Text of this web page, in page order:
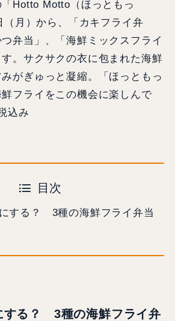
Hotto Motto（ほっともっ
（月）から、「カキフライ弁
弁当」、「海鮮ミックスフライ
。サクサクの衣に包まれた海鮮
がぎゅっと凝縮。「ほっともっ
フライをこの機会に楽しんで
込み
目次
する？ 3種の海鮮フライ弁当
する？ 3種の海鮮フライ弁